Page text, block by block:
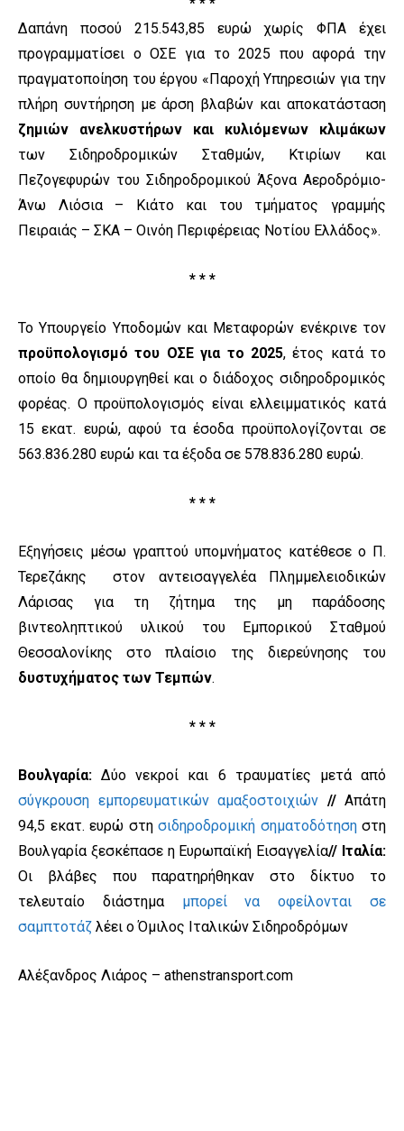
Δαπάνη ποσού 215.543,85 ευρώ χωρίς ΦΠΑ έχει
προγραμματίσει ο ΟΣΕ για το 2025 που αφορά την
πραγματοποίηση του έργου «Παροχή Υπηρεσιών για την
πλήρη συντήρηση με άρση βλαβών και αποκατάσταση
ζημιών ανελκυστήρων και κυλιόμενων κλιμάκων
των Σιδηροδρομικών Σταθμών, Κτιρίων και
Πεζογεφυρών του Σιδηροδρομικού Άξονα Αεροδρόμιο-
Άνω Λιόσια – Κιάτο και του τμήματος γραμμής
Πειραιάς – ΣΚΑ – Οινόη Περιφέρειας Νοτίου Ελλάδος».
* * *
Το Υπουργείο Υποδομών και Μεταφορών ενέκρινε τον
προϋπολογισμό του ΟΣΕ για το 2025, έτος κατά το
οποίο θα δημιουργηθεί και ο διάδοχος σιδηροδρομικός
φορέας. Ο προϋπολογισμός είναι ελλειμματικός κατά
15 εκατ. ευρώ, αφού τα έσοδα προϋπολογίζονται σε
563.836.280 ευρώ και τα έξοδα σε 578.836.280 ευρώ.
* * *
Εξηγήσεις μέσω γραπτού υπομνήματος κατέθεσε ο Π.
Τερεζάκης στον αντεισαγγελέα Πλημμελειοδικών
Λάρισας για τη ζήτημα της μη παράδοσης
βιντεοληπτικού υλικού του Εμπορικού Σταθμού
Θεσσαλονίκης στο πλαίσιο της διερεύνησης του
δυστυχήματος των Τεμπών.
* * *
Βουλγαρία:Δύο νεκροί και 6 τραυματίες μετά από
σύγκρουση εμπορευματικών αμαξοστοιχιών // Απάτη
94,5 εκατ. ευρώ στη σιδηροδρομική σηματοδότησηστη
Βουλγαρία ξεσκέπασε η Ευρωπαϊκή Εισαγγελία// Ιταλία:
Οι βλάβες που παρατηρήθηκαν στο δίκτυο το
τελευταίο διάστημα μπορεί να οφείλονται σε
σαμπτοτάζ λέει ο Όμιλος Ιταλικών Σιδηροδρόμων
Αλέξανδρος Λιάρος – athenstransport.com